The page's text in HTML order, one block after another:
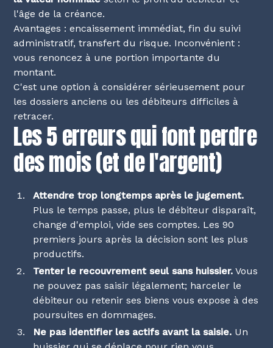
l'âge de la créance.
Avantages : encaissement immédiat, fin du suivi
administratif, transfert du risque. Inconvénient :
vous renoncez à une portion importante du
montant.
C'est une option à considérer sérieusement pour
les dossiers anciens ou les débiteurs difficiles à
retracer.
Les 5 erreurs qui font perdre
des mois (et de l'argent)
Attendre trop longtemps après le jugement.
Plus le temps passe, plus le débiteur disparaît,
change d'emploi, vide ses comptes. Les 90
premiers jours après la décision sont les plus
productifs.
Tenter le recouvrement seul sans huissier. Vous
ne pouvez pas saisir légalement; harceler le
débiteur ou retenir ses biens vous expose à des
poursuites en dommages.
Ne pas identifier les actifs avant la saisie. Un